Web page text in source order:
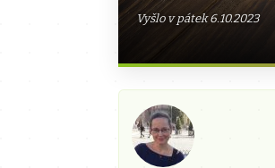
Vyšlo v pátek 6.10.2023